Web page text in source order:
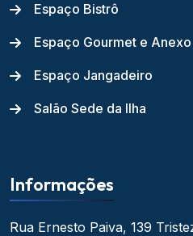
Espaço Bistrô
Espaço Gourmet e Anexo
Espaço Jangadeiro
Salão Sede da Ilha
Informações
Rua Ernesto Paiva, 139